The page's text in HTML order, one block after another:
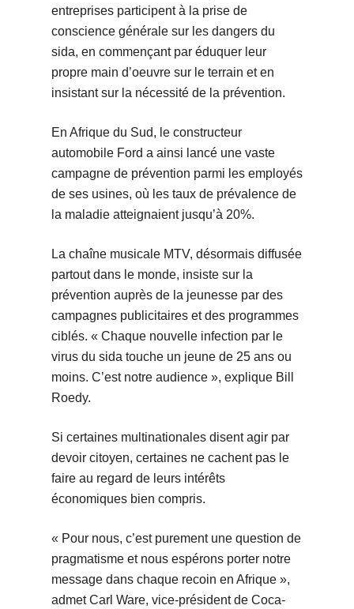
entreprises participent à la prise de
conscience générale sur les dangers du
sida, en commençant par éduquer leur
propre main d’oeuvre sur le terrain et en
insistant sur la nécessité de la prévention.
En Afrique du Sud, le constructeur
automobile Ford a ainsi lancé une vaste
campagne de prévention parmi les employés
de ses usines, où les taux de prévalence de
la maladie atteignaient jusqu’à 20%.
La chaîne musicale MTV, désormais diffusée
partout dans le monde, insiste sur la
prévention auprès de la jeunesse par des
campagnes publicitaires et des programmes
ciblés. « Chaque nouvelle infection par le
virus du sida touche un jeune de 25 ans ou
moins. C’est notre audience », explique Bill
Roedy.
Si certaines multinationales disent agir par
devoir citoyen, certaines ne cachent pas le
faire au regard de leurs intérêts
économiques bien compris.
« Pour nous, c’est purement une question de
pragmatisme et nous espérons porter notre
message dans chaque recoin en Afrique »,
admet Carl Ware, vice-président de Coca-